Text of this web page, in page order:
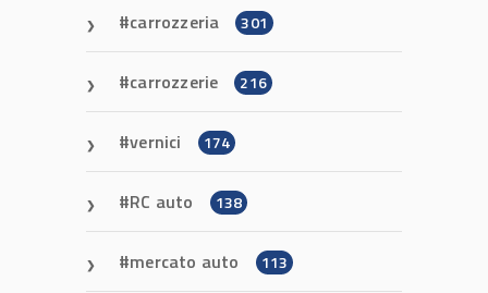
carrozzeria 301
carrozzerie 216
vernici 174
RC auto 138
mercato auto 113